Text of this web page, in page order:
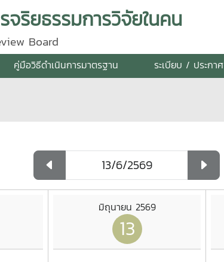
ริยธรรมการวิจัยในคน
Board
คู่มือวิธีดำเนินการมาตรฐาน ระเบียบ / ประกาศ
มิถุนายน 2569
13